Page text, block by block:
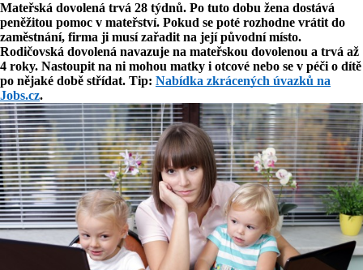
Mateřská dovolená trvá 28 týdnů. Po tuto dobu žena dostává
peněžitou pomoc v mateřství. Pokud se poté rozhodne vrátit do
zaměstnání, firma ji musí zařadit na její původní místo.
Rodičovská dovolená navazuje na mateřskou dovolenou a trvá až
4 roky. Nastoupit na ni mohou matky i otcové nebo se v péči o dítě
po nějaké době střídat. Tip: Nabídka zkrácených úvazků na
Jobs.cz.